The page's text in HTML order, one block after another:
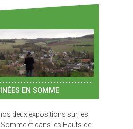
EN SOMME
deux expositions sur les
et dans les Hauts-de-